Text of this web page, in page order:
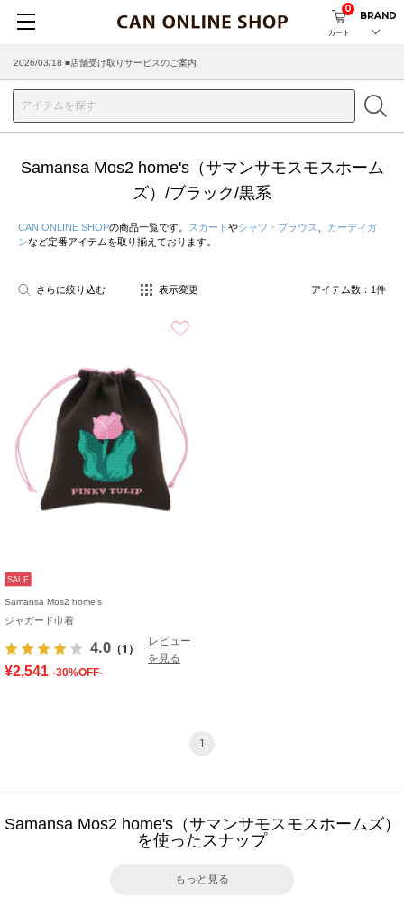
カート
0
BRAND
2026/03/18 ■店舗受け取りサービスのご案内
Samansa Mos2 home's（サマンサモスモスホーム
ズ）/ブラック/黒系
CAN ONLINE SHOPの商品一覧です。 スカート やシャツ・ブラウス
カーディガ
ンなど定番アイテムを取り揃えております。
さらに絞り込む 表示変更 アイテム数： 1件
SALE
Samansa Mos2 home's
ジャガード巾着
4.0 （1）
レビュー
を見る
¥2,541 -30%OFF-
1
Samansa Mos2 home's（サマンサモスモスホームズ）
を使ったスナップ
もっと見る